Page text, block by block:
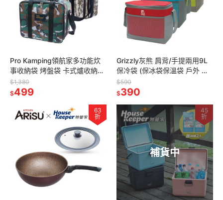
Pro Kamping領航家多功能炊
事收納袋 烤盤袋 卡式爐收納袋
餐具袋 露營收納 裝備袋 兩色可
選
$1,380
$499
Grizzly灰熊 肩背/手提兩用9L
保冷袋 (保冰袋保溫袋 戶外 露
營 釣魚 保冰袋)
$590
$390
63
折
補貨中
45
折